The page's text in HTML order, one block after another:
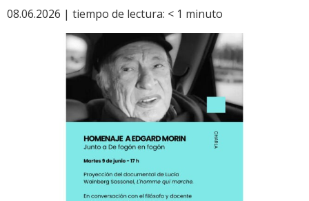
08.06.2026 | tiempo de lectura: < 1 minuto